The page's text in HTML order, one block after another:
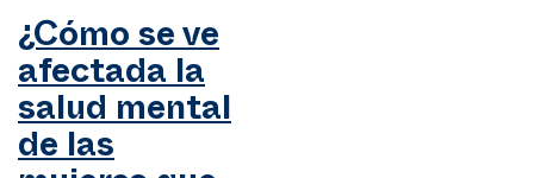
¿Cómo se ve
afectada la
salud mental
de las